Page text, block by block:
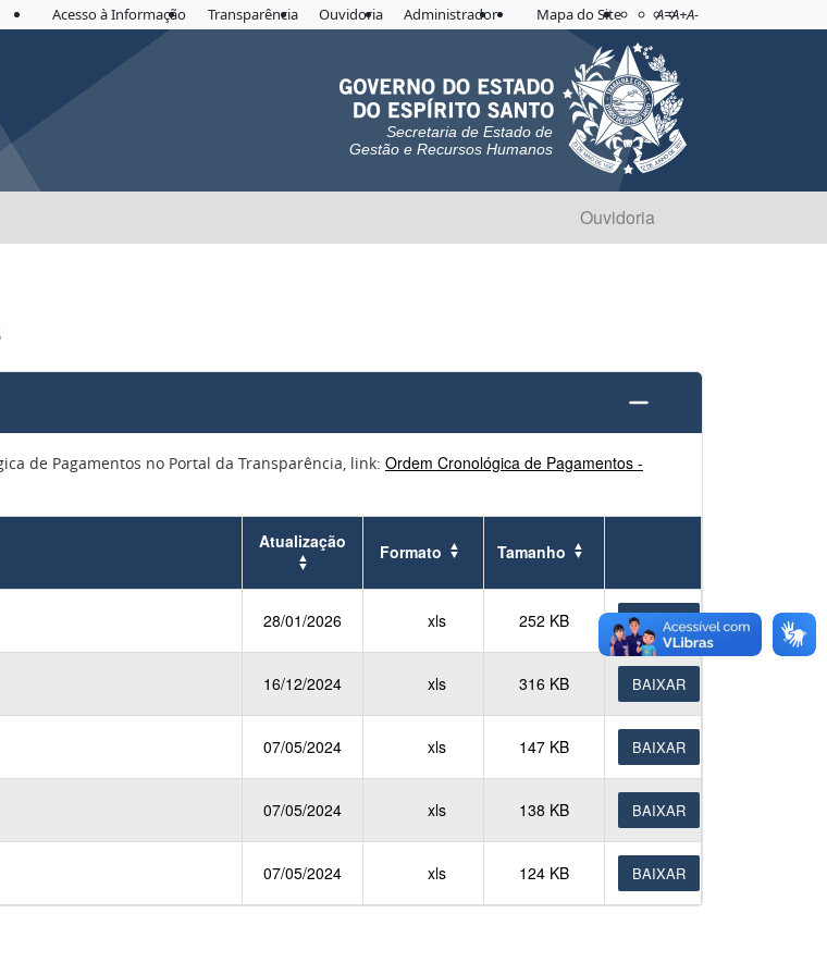
Acesso à Informação Transparência Ouvidoria Administrador Mapa do Site Acessibilidade
Aplicar contraste
A=A+A-
Secretaria de Estado de
Gestão e Recursos Humanos
Ouvidoria
de Pagamentos no Portal da Transparência, link: Ordem Cronológica de Pagamentos -
Atualização Formato Tamanho
28/01/2026 xls 252 KB BAIXAR
16/12/2024 xls 316 KB BAIXAR
07/05/2024 xls 147 KB BAIXAR
07/05/2024 xls 138 KB BAIXAR
07/05/2024 xls 124 KB BAIXAR